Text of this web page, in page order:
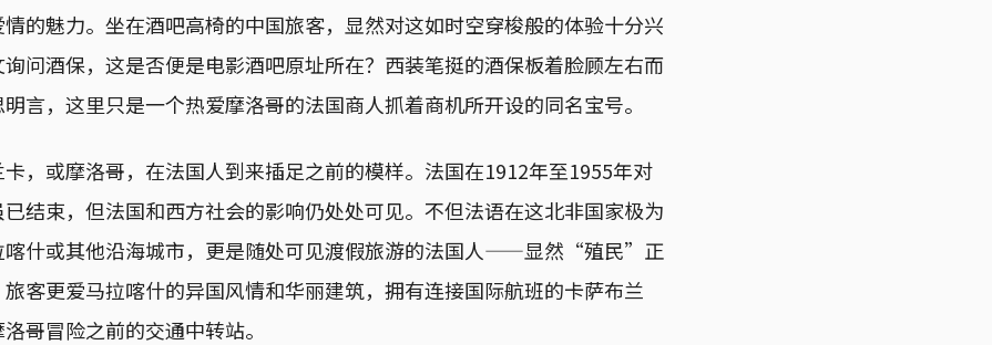
的魅力。坐在酒吧高椅的中国旅客，显然对这如时空穿梭般的体验十分兴
问酒保，这是否便是电影酒吧原址所在？西装笔挺的酒保板着脸顾左右而
言，这里只是一个热爱摩洛哥的法国商人抓着商机所开设的同名宝号。
，或摩洛哥，在法国人到来插足之前的模样。法国在1912年至1955年对
结束，但法国和西方社会的影响仍处处可见。不但法语在这北非国家极为
喀什或其他沿海城市，更是随处可见渡假旅游的法国人——显然“殖民”正
客更爱马拉喀什的异国风情和华丽建筑，拥有连接国际航班的卡萨布兰
哥冒险之前的交通中转站。